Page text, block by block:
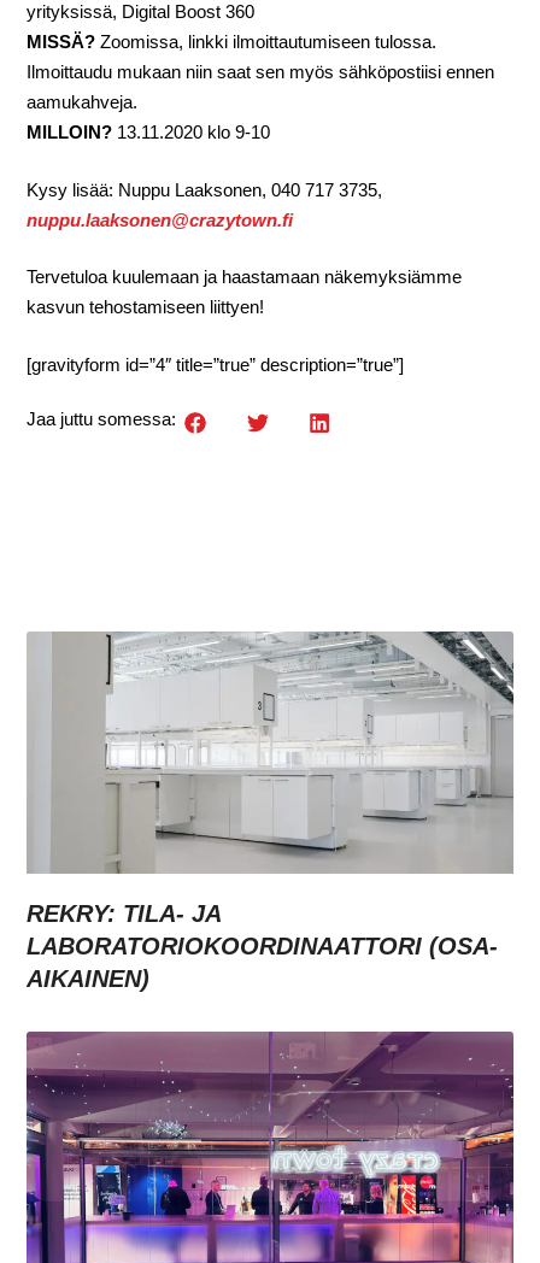
yrityksissä, Digital Boost 360
MISSÄ? Zoomissa, linkki ilmoittautumiseen tulossa.
Ilmoittaudu mukaan niin saat sen myös sähköpostiisi ennen
aamukahveja.
MILLOIN? 13.11.2020 klo 9-10
Kysy lisää: Nuppu Laaksonen, 040 717 3735,
nuppu.laaksonen@crazytown.fi
Tervetuloa kuulemaan ja haastamaan näkemyksiämme
kasvun tehostamiseen liittyen!
[gravityform id=”4″ title=”true” description=”true”]
Jaa juttu somessa:
REKRY: TILA- JA
LABORATORIOKOORDINAATTORI (OSA-
AIKAINEN)